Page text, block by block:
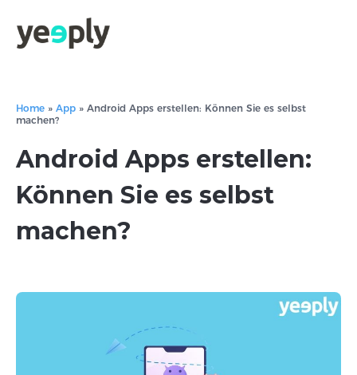
Home » App » Android Apps erstellen: Können Sie es selbst
machen?
Android Apps erstellen:
Können Sie es selbst
machen?